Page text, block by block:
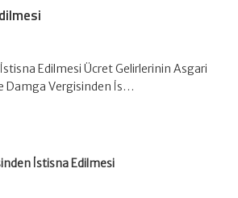
Edilmesi Ücret Gelirlerinin Asgari
Damga Vergisinden İs…
İstisna Edilmesi